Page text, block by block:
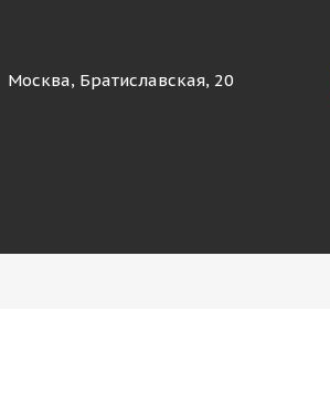
Москва, Братиславская, 20